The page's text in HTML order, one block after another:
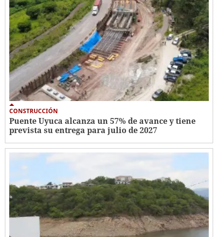
CONSTRUCCIÓN
Puente Uyuca alcanza un 57% de avance y tiene
prevista su entrega para julio de 2027